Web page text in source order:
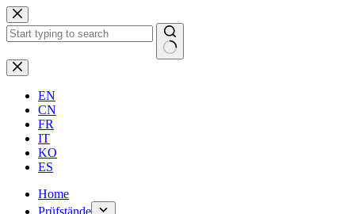
Zum
Inhalt
springen
Keine
Ergebnisse
EN
CN
FR
IT
KO
ES
Home
Prüfstände